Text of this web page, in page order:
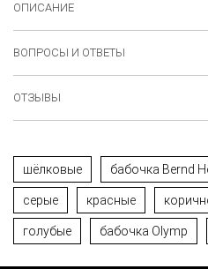
ОПИСАНИЕ
ВОПРОСЫ И ОТВЕТЫ
ОТЗЫВЫ
шёлковые бабочка Bernd
серые красные
голубые бабочка Olymp